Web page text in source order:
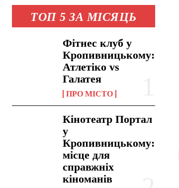
ТОП 5 ЗА МІСЯЦЬ
Фітнес клуб у
Кропивницькому:
Атлетіко vs
Галатея
ПРО МІСТО
Кінотеатр Портал
у
Кропивницькому:
місце для
справжніх
кіноманів